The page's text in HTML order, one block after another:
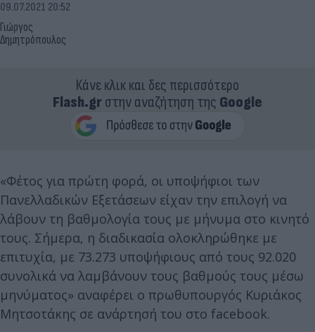
Γιώργος
Δημητρόπουλος
09.07.2021 20:52
Κάνε κλικ και δες περισσότερο
Flash.grστην αναζήτηση της Google
«Φέτος για πρώτη φορά, οι υποψήφιοι των
Πανελλαδικών Εξετάσεων είχαν την επιλογή να
λάβουν τη βαθμολογία τους με μήνυμα στο κινητό
τους. Σήμερα, η διαδικασία ολοκληρώθηκε με
επιτυχία, με 73.273 υποψήφιους από τους 92.020
συνολικά να λαμβάνουν τους βαθμούς τους μέσω
μηνύματος» αναφέρει ο πρωθυπουργός Κυριάκος
Μητσοτάκης σε ανάρτησή του στο facebook.